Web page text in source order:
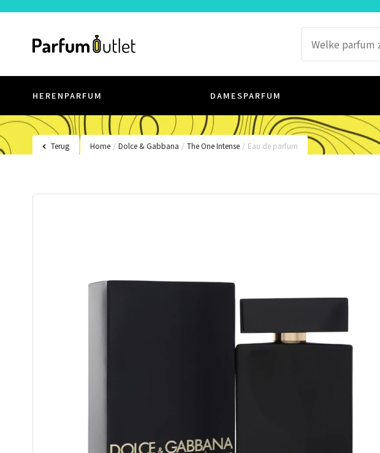
HERENPARFUM DAMESPARFUM
Terug Home / Dolce & Gabbana / The One Intense / Eau de parfum